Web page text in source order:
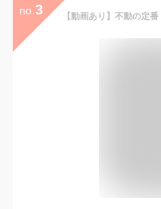
no. 3